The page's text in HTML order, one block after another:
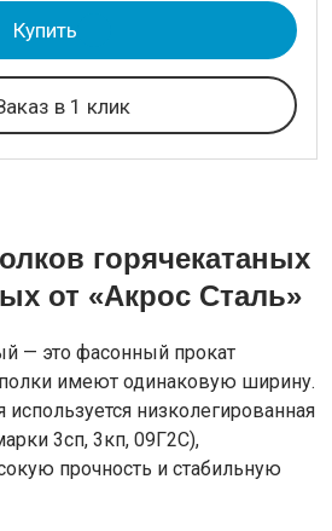
Купить
в 1 клик
горячекатаных
от «Акрос Сталь»
— это фасонный прокат
полки имеют одинаковую ширину.
используется низколегированная
3сп, 3кп, 09Г2С),
прочность и стабильную